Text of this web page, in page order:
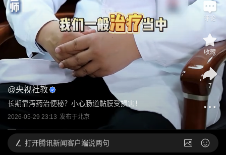
@央视社教
长期靠泻药治便秘？小心肠道黏膜受损害！
2026-05-29 23:13 发布于北京
评论
收藏
7
打开腾讯新闻客户端说两句